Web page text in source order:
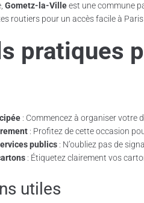
Gometz-la-Villeest une commune
routiers pour un accès facile à
pratiques
: Commencez à organiser votre
: Profitez de cette occasion
publics : N’oubliez pas de
: Étiquetez clairement vos
utiles